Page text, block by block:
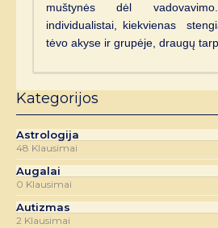
muštynės dėl
individualistai, kiekvienas
tėvo akyse ir grupėje, draugų
Kategorijos
Astrologija
48 Klausimai
Augalai
0 Klausimai
Autizmas
2 Klausimai